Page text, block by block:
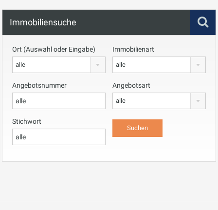
Immobiliensuche
Ort (Auswahl oder Eingabe)
alle
Immobilienart
alle
Angebotsnummer Angebotsart
alle
Stichwort